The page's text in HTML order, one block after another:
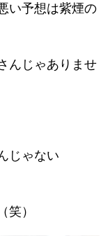
い予想は紫煙の
んじゃありませ
じゃない
）